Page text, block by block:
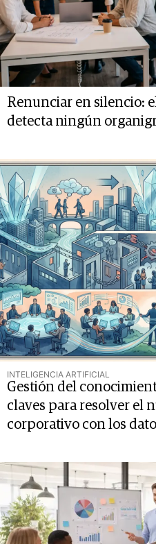
Renunciar en silencio:
detecta ningún
INTELIGENCIA ARTIFICIAL
Gestión del
claves para resolver el
corporativo con los